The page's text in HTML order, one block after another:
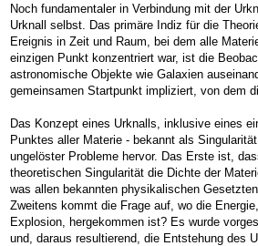
Noch fundamentaler in Verbindung mit der
Urknall selbst. Das primäre Indiz für die
Ereignis in Zeit und Raum, bei dem alle
einzigen Punkt konzentriert war, ist die
astronomische Objekte wie Galaxien
gemeinsamen Startpunkt impliziert, von dem
Das Konzept eines Urknalls, inklusive eines
Punktes aller Materie - bekannt als
ungelöster Probleme hervor. Das Erste ist,
theoretischen Singularität die Dichte der
was allen bekannten physikalischen
Zweitens kommt die Frage auf, wo die
Explosion, hergekommen ist? Es wurde
und, daraus resultierend, die Entstehung des